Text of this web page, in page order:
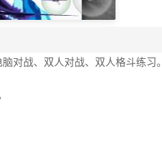
对战、双人对战、双人格斗练习。